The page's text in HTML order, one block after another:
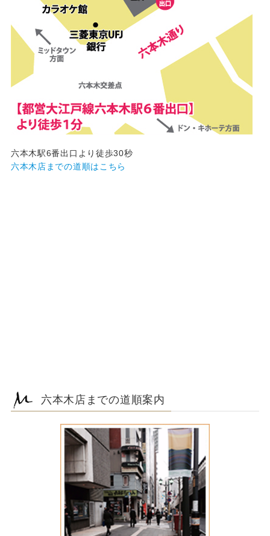
六本木駅6番出口より徒歩30秒
六本木店までの道順はこちら
六本木店までの道順案内